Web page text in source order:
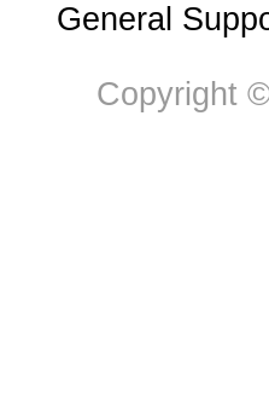
General
Copyright